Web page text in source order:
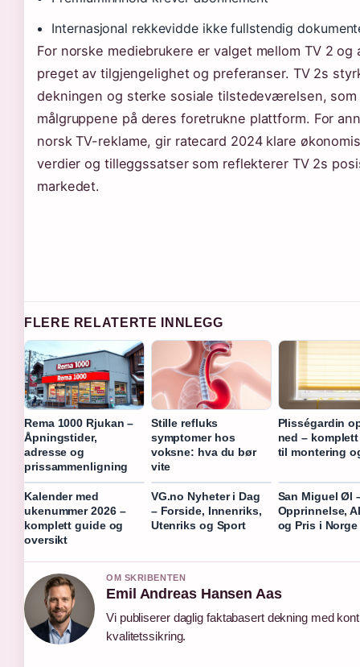
Internasjonal rekkevidde ikke fullstendig
For norske mediebrukere er valget mellom TV 2
preget av tilgjengelighet og preferanser. TV 2s
dekningen og sterke sosiale tilstedeværelsen,
målgruppene på deres foretrukne plattform. For
norsk TV-reklame, gir ratecard 2024 klare
verdier og tilleggssatser som reflekterer TV 2s
markedet.
FLERE RELATERTE INNLEGG
Rema 1000 Rjukan –
Åpningstider,
adresse og
prissammenligning
Stille refluks
symptomer hos
voksne: hva du bør
vite
Plisségardin
ned –
til montering
Kalender med
ukenummer 2026 –
komplett guide og
oversikt
VG.no Nyheter i Dag
– Forside, Innenriks,
Utenriks og Sport
San Miguel Øl
Opprinnelse,
og Pris i Norge
OM SKRIBENTEN
Emil Andreas Hansen Aas
Vi publiserer daglig faktabasert dekning med
kvalitetssikring.